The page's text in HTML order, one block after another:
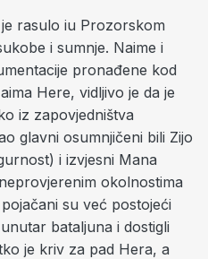
je rasulo iu Prozorskom
i sumnje. Naime i
pronađene kod
Here, vidljivo je da je
iz zapovjedništva
glavni osumnjičeni bili Zijo
i izvjesni Mana
okolnostima
su već postojeći
bataljuna i dostigli
je kriv za pad Hera, a